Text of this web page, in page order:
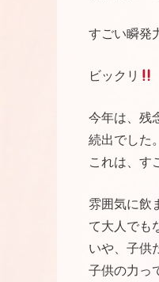
すごい瞬発
ビックリ
今年は、残
続出でした。
これは、す
雰囲気に飲
て大人でも
いや、子供
子供の力っ